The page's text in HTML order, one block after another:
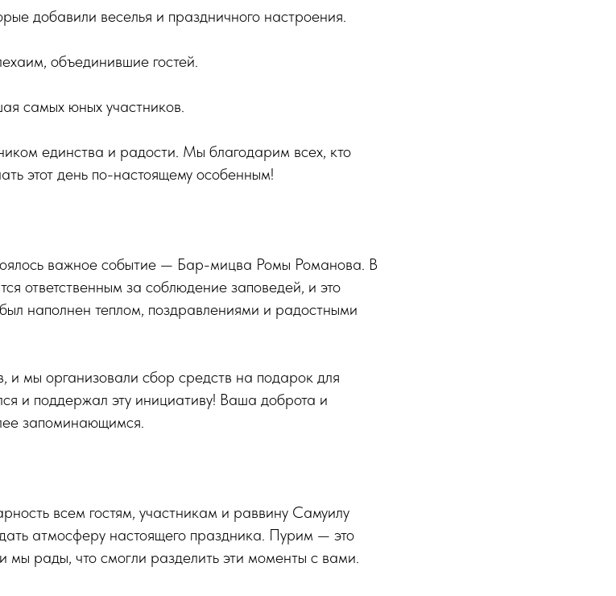
добавили веселья и праздничного настроения.
объединившие гостей.
самых юных участников.
единства и радости. Мы благодарим всех, кто
этот день по-настоящему особенным!
важное событие — Бар-мицва Ромы Романова. В
ответственным за соблюдение заповедей, и это
наполнен теплом, поздравлениями и радостными
мы организовали сбор средств на подарок для
и поддержал эту инициативу! Ваша доброта и
запоминающимся.
всем гостям, участникам и раввину Самуилу
атмосферу настоящего праздника. Пурим — это
мы рады, что смогли разделить эти моменты с вами.